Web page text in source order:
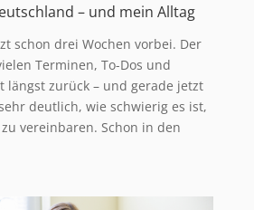
– und mein Alltag
schon drei Wochen vorbei. Der
Terminen, To-Dos und
längst zurück – und gerade jetzt
deutlich, wie schwierig es ist,
vereinbaren. Schon in den